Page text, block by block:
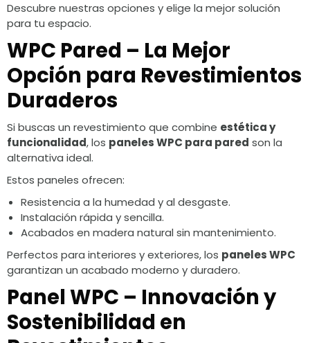
Descubre nuestras opciones y elige la mejor solución
para tu espacio.
WPC Pared – La Mejor
Opción para Revestimientos
Duraderos
Si buscas un revestimiento que combine estética y
funcionalidad, los paneles WPC para pared son la
alternativa ideal.
Estos paneles ofrecen:
Resistencia a la humedad y al desgaste.
Instalación rápida y sencilla.
Acabados en madera natural sin mantenimiento.
Perfectos para interiores y exteriores, los paneles WPC
garantizan un acabado moderno y duradero.
Panel WPC – Innovación y
Sostenibilidad en